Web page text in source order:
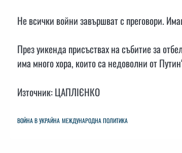
Не всички войни завършват с преговори.
През уикенда присъствах на събитие за
има много хора, които са недоволни от
Източник: ЦАПЛІЄНКО
ВОЙНА В УКРАЙНА МЕЖДУНАРОДНА ПОЛИТИКА